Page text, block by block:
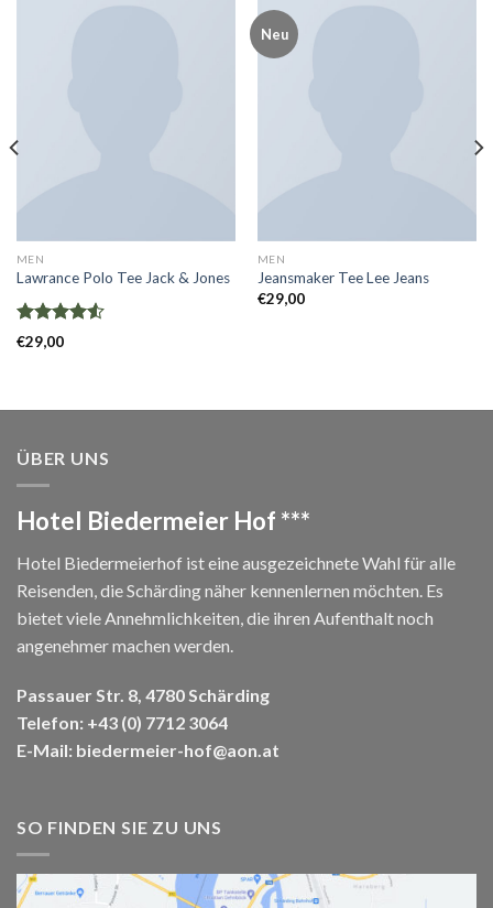
MEN
Lawrance Polo Tee Jack & Jones
Bewertet
mit
€29,00
Neu
MEN
Jeansmaker Tee Lee Jeans
€29,00
ÜBER UNS
Hotel Biedermeier Hof ***
Hotel Biedermeierhof ist eine ausgezeichnete Wahl für alle
Reisenden, die Schärding näher kennenlernen möchten. Es
bietet viele Annehmlichkeiten, die ihren Aufenthalt noch
angenehmer machen werden.
Passauer Str. 8, 4780 Schärding
Telefon: +43 (0) 7712 3064
E-Mail: biedermeier-hof@aon.at
SO FINDEN SIE ZU UNS